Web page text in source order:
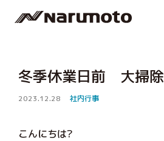
冬季休業日前 大掃除
2023.12.28 社内行事
こんにちは?